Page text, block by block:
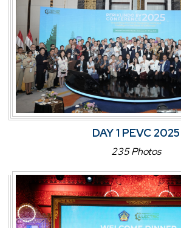
DAY 1 PEVC 2025
235 Photos